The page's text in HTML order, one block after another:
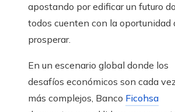
apostando por edificar un futuro
todos cuenten con la oportunidad
prosperar.
En un escenario global donde los
desafíos económicos son cada
más complejos, Banco Ficohsa